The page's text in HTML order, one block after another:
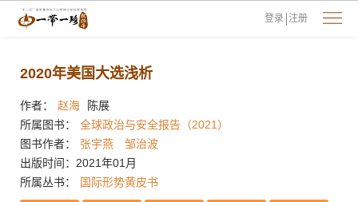
登录 注册
2020年美国大选浅析
作者： 赵海
陈展
所属图书：
全球政治与安全报告（2021）
图书作者：
张宇燕
邹治波
出版时间：2021年01月
所属丛书：
国际形势黄皮书